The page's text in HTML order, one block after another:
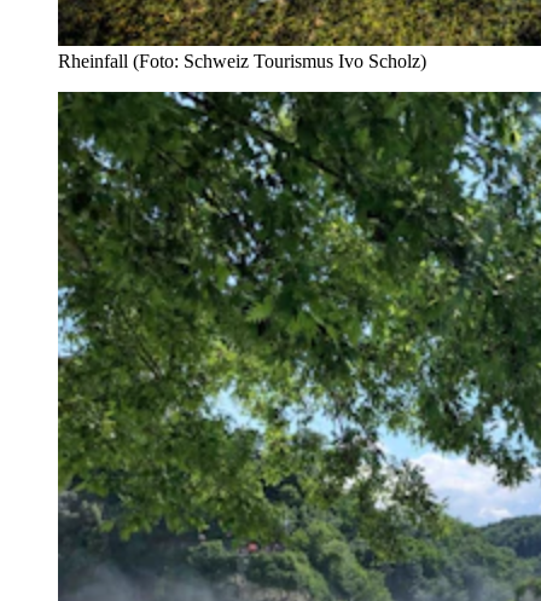
Rheinfall (Foto: Schweiz Tourismus Ivo Scholz)